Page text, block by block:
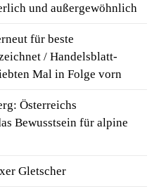
und außergewöhnlich
für beste
/ Handelsblatt-
Mal in Folge vorn
Österreichs
Bewusstsein für alpine
Gletscher